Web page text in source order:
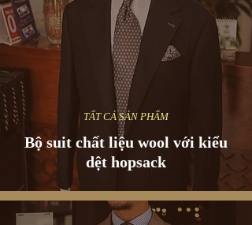
Bộ suit chất liệu wool với kiểu
dệt hopsack
TẤT CẢ SẢN PHẨM